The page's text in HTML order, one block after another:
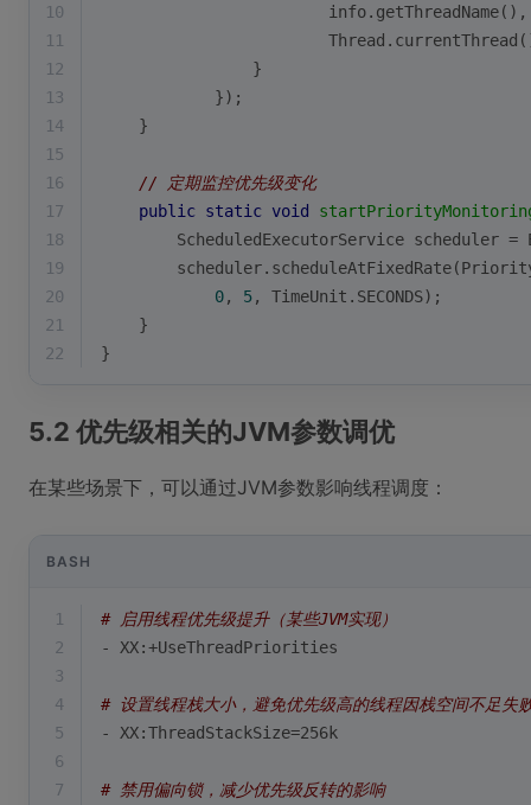
10
11
12
                }
13
            });
14
    }
15
16
// 定期监控优先级变化
17
public static void
18
ScheduledExecutorService scheduler =
19
20
0, 5, TimeUnit.SECONDS);
21
    }
22
}
5.2 优先级相关的JVM参数调优
在某些场景下，可以通过JVM参数影响线程调度：
BASH
1
# 启用线程优先级提升（某些JVM实现）
2
- XX:+UseThreadPriorities
3
4
# 设置线程栈大小，避免优先级高的线程因栈空间不足
5
- XX:ThreadStackSize=256k
6
7
# 禁用偏向锁，减少优先级反转的影响